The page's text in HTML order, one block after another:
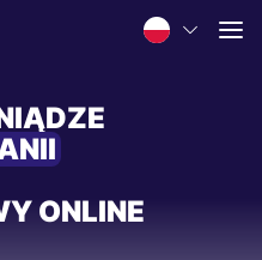
ONLINE